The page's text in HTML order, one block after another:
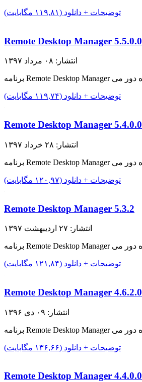
توضیحات + دانلود (۱۱۹,۸۱ مگابایت)
Remote Desktop Manager 5.5.0.0
انتشار: ۰۸ مرداد ۱۳۹۷
توضیحات + دانلود (۱۱۹,۷۴ مگابایت)
Remote Desktop Manager 5.4.0.0
انتشار: ۲۸ خرداد ۱۳۹۷
توضیحات + دانلود (۱۲۰,۹۷ مگابایت)
Remote Desktop Manager 5.3.2
انتشار: ۲۷ اردیبهشت ۱۳۹۷
توضیحات + دانلود (۱۲۱,۸۴ مگابایت)
Remote Desktop Manager 4.6.2.0
انتشار: ۰۹ دی ۱۳۹۶
توضیحات + دانلود (۱۳۶,۶۶ مگابایت)
Remote Desktop Manager 4.4.0.0